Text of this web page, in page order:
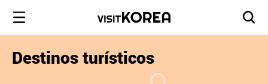
Destinos turísticos